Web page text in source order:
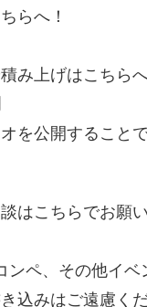
らへ！
み上げはこちらへ
を公開すること
はこちらでお願
ンペ、その他イ
込みはご遠慮くだ